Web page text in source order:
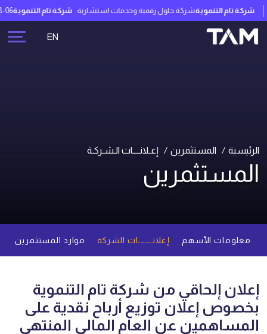
شركة تام التنمويةشركة حلول رقمية وخدمات استشارية شركة تام التنموية06 19:42:39
EN
الرئيسية المستثمرين إعـلانــــات الـشـركـة
المستثمرين
معلومات الأسهم إعلانــــــات الشركة موارد المستثمرين
إعلان إلحاقي من شركة تام التنموية
بخصوص إعلان توزيع أرباح نقدية على
المساهمين عن العام المالي المنتهي